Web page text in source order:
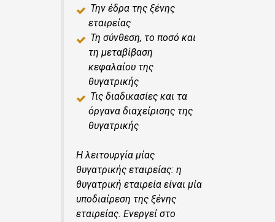
Την έδρα της ξένης
εταιρείας
Τη σύνθεση, το ποσό και
τη μεταβίβαση
κεφαλαίου της
θυγατρικής
Τις διαδικασίες και τα
όργανα διαχείρισης της
θυγατρικής
Η λειτουργία μίας
θυγατρικής εταιρείας: η
θυγατρική εταιρεία είναι μία
υποδιαίρεση της ξένης
εταιρείας. Ενεργεί στο